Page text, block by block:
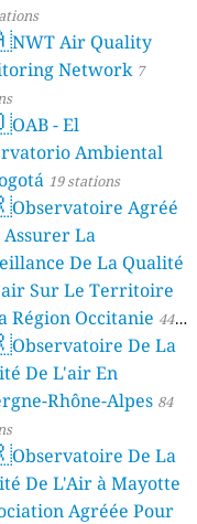
NWT Air Quality
Network 7
OAB - El
Ambiental
19 stations
Observatoire Agréé
La
De La Qualité
Sur Le Territoire
Région Occitanie 44
Observatoire De La
De L'air En
Rhône-Alpes 84
Observatoire De La
De L'Air à Mayotte
Agréée Pour